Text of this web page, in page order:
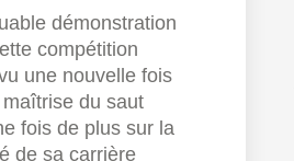
démonstration
compétition
une nouvelle fois
du saut
fois de plus sur la
de sa carrière